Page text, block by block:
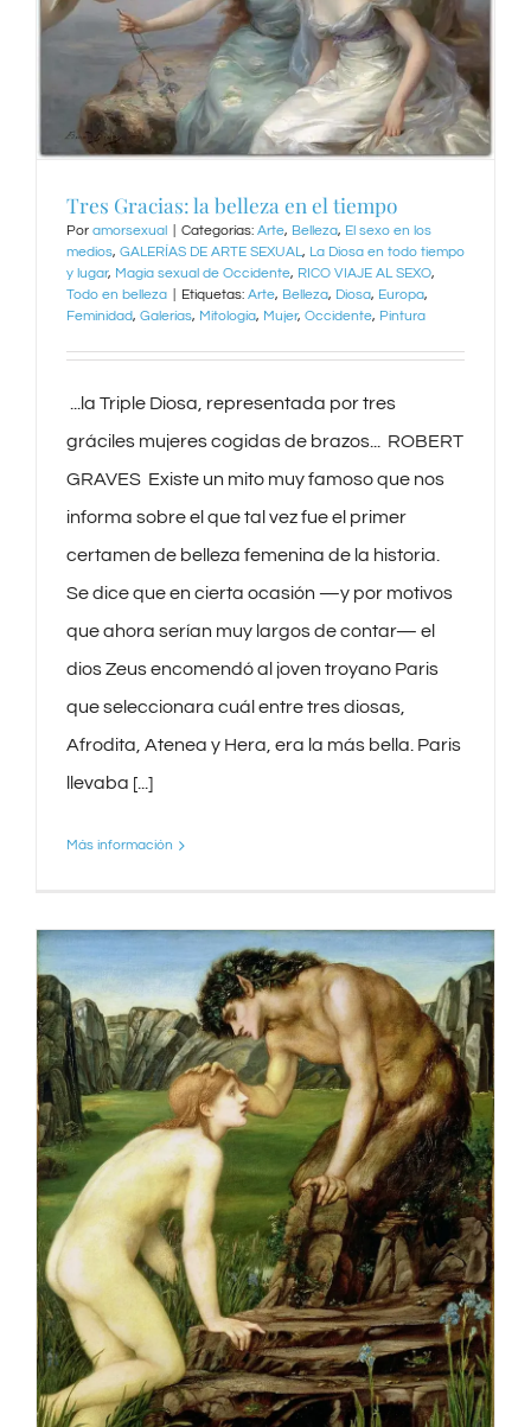
Tres Gracias: la belleza en el tiempo
Por amorsexual Categorías: Arte, Belleza, El sexo en los
medios, GALERÍAS DE ARTE SEXUAL, La Diosa en todo tiempo
y lugar, Magia sexual de Occidente, RICO VIAJE AL SEXO,
Todo en belleza
Etiquetas: Arte, Belleza, Diosa, Europa,
Feminidad, Galerías, Mitología, Mujer, Occidente, Pintura
‌ ...la Triple Diosa, representada por tres
gráciles mujeres cogidas de brazos... ‌ ROBERT
GRAVES ‌ Existe un mito muy famoso que nos
informa sobre el que tal vez fue el primer
certamen de belleza femenina de la historia.
Se dice que en cierta ocasión —y por motivos
que ahora serían muy largos de contar— el
dios Zeus encomendó al joven troyano Paris
que seleccionara cuál entre tres diosas,
Afrodita, Atenea y Hera, era la más bella. Paris
llevaba [...]
Más información